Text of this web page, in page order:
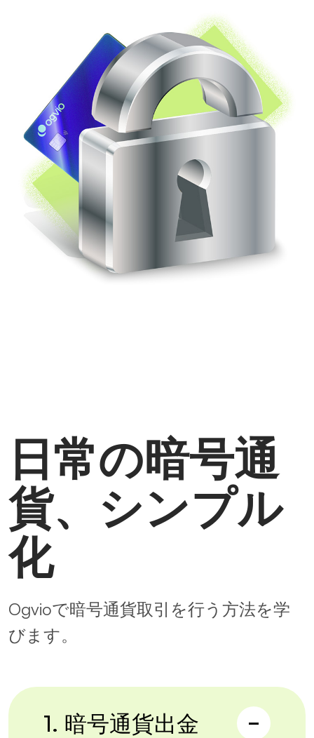
日常の暗号通
貨、シンプル
化
Ogvioで暗号通貨取引を行う方法を学
びます。
1. 暗号通貨出金